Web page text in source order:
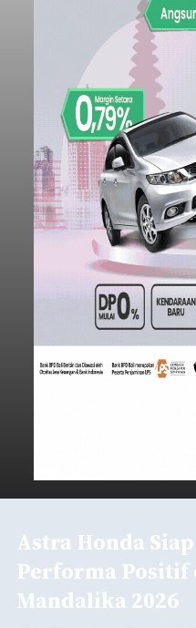
Astra Honda
Performa Positif
Mandalika 2026